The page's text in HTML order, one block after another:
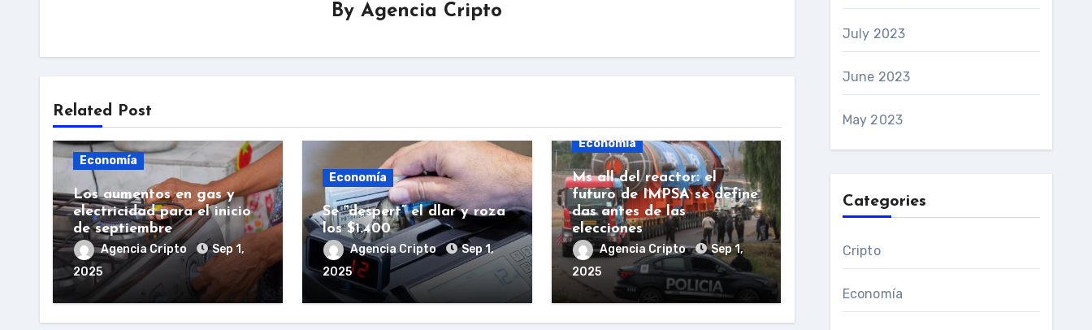
ByAgencia Cripto
Related Post
Economía
Los aumentos en gas y
electricidad para el inicio
de septiembre
Agencia Cripto
Sep 1,
2025
Economía
Se “despert” el dlar y roza
los $1.400
Agencia Cripto
Sep 1,
2025
Economía
Ms all del reactor: el
futuro de IMPSA se define
das antes de las
elecciones
Agencia Cripto
Sep 1,
2025
July 2023
June 2023
May 2023
Categories
Cripto
Economía